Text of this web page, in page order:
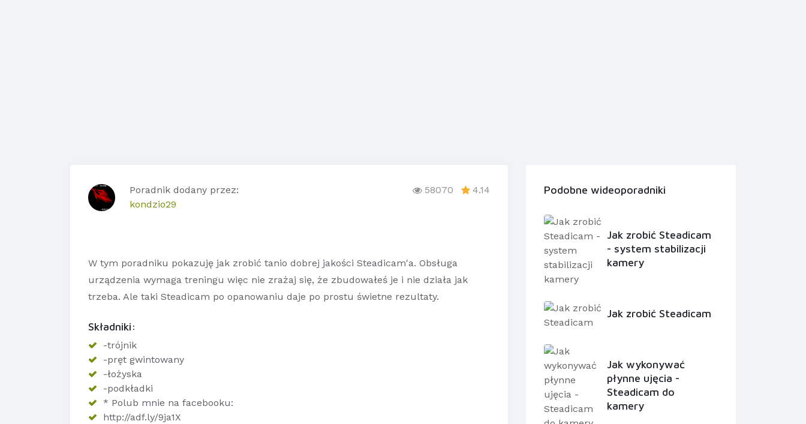
Poradnik dodany przez:
kondzio29
58070 4.14
W tym poradniku pokazuję jak zrobić tanio dobrej jakości Steadicam'a. Obsługa
urządzenia wymaga treningu więc nie zrażaj się, że zbudowałeś je i nie działa jak
trzeba. Ale taki Steadicam po opanowaniu daje po prostu świetne rezultaty.
Składniki:
-trójnik
-pręt gwintowany
-łożyska
-podkładki
* Polub mnie na facebooku:
http://adf.ly/9ja1X
Podobne wideoporadniki
Jak zrobić Steadicam
- system stabilizacji
kamery
Jak zrobić Steadicam
Jak wykonywać
płynne ujęcia -
Steadicam do
kamery